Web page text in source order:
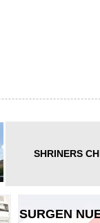
SHRINERS
SURGEN